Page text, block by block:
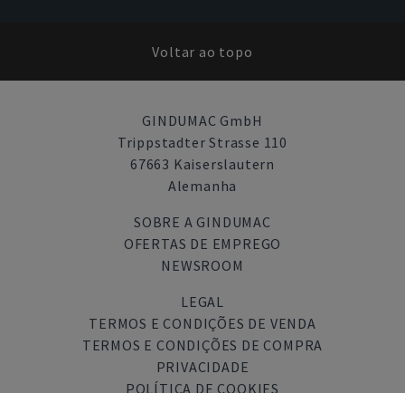
Voltar ao topo
GINDUMAC GmbH
Trippstadter Strasse 110
67663 Kaiserslautern
Alemanha
SOBRE A GINDUMAC
OFERTAS DE EMPREGO
NEWSROOM
LEGAL
TERMOS E CONDIÇÕES DE VENDA
TERMOS E CONDIÇÕES DE COMPRA
PRIVACIDADE
POLÍTICA DE COOKIES